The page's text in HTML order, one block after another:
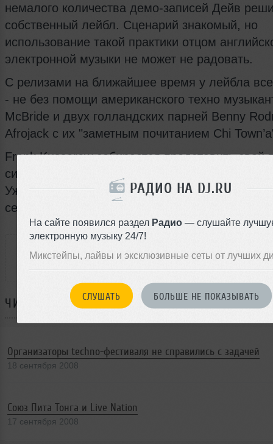
РАДИО НА DJ.RU
На сайте появился раздел Радио — слушайте
электронную музыку 24/7!
Микстейпы, лайвы и эксклюзивные сеты от лучших
СЛУШАТЬ БОЛЬШЕ НЕ ПОКАЗЫВАТЬ
немалого количества демо-записей Дейв
собственный лейбл. Сценарий знакомый, но
использование такой практики отцом
электронной музыки не может не радовать.
С релизами на ближайшее время у лейбла
- не без помощи американского техно
McBride и двух голландских парней Benny
Afrojack с их "заметным почитанием Chi
Frank Kusserow собирается представить свой
сингл на новом лейбле Дейва White Noise 20
Уже проверенный на прочность трек звучал в
сетах музыканта и в эфире его
РАССКАЖИ ДРУЗЬЯМ
ЧИТАЙТЕ ТАКЖЕ:
Организаторы techno-фестиваля не справились с задачей
18 сентября 2008
Союз Пита Тонга и Live Nation
17 сентября 2008